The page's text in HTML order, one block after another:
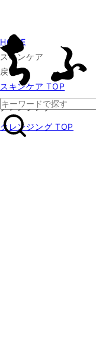
HOME
スキンケア
戻る
スキンケア TOP
クレンジング
クレンジング TOP